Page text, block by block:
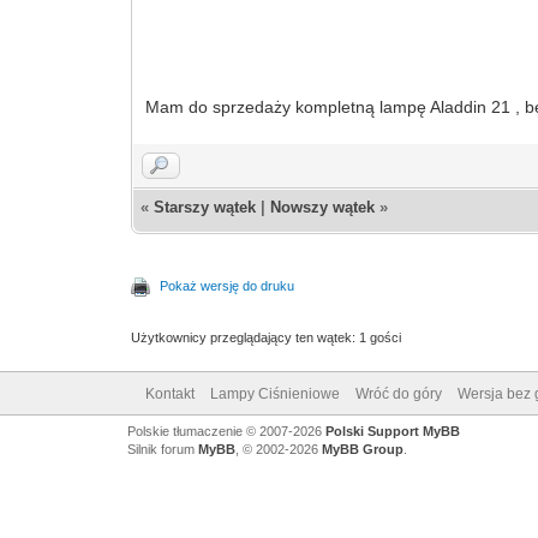
Mam do sprzedaży kompletną lampę Aladdin 21 ,
«Starszy wątek Nowszy wątek »
Pokaż wersję do druku
Użytkownicy przeglądający ten wątek: 1 gości
Kontakt Lampy Ciśnieniowe Wróć do góry Wersja bez
Polskie tłumaczenie © 2007-2026 Polski Support MyBB
Silnik forum MyBB, © 2002-2026 MyBB Group.